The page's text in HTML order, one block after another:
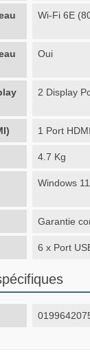
Wi-Fi 6E
Oui
2 Display
1 Port HDMI
4.7 Kg
Windows
Garantie
6 x Port